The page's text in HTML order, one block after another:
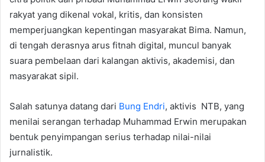
rakyat yang dikenal vokal, kritis, dan konsisten
memperjuangkan kepentingan masyarakat Bima. Namun,
di tengah derasnya arus fitnah digital, muncul banyak
suara pembelaan dari kalangan aktivis, akademisi, dan
masyarakat sipil.
Salah satunya datang dari Bung Endri, aktivis NTB, yang
menilai serangan terhadap Muhammad Erwin merupakan
bentuk penyimpangan serius terhadap nilai-nilai
jurnalistik.